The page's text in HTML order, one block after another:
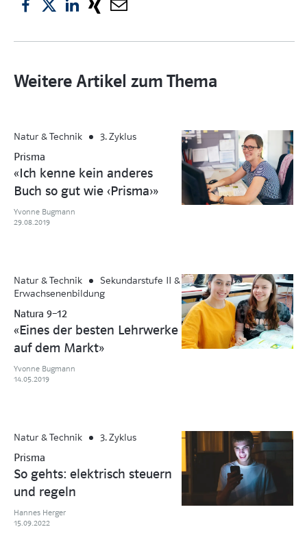
Weitere Artikel zum Thema
Natur & Technik 3. Zyklus
Prisma
«Ich kenne kein anderes
Buch so gut wie ‹Prisma›»
Yvonne Bugmann
29.08.2019
Natur & Technik
Sekundarstufe II &
Erwachsenenbildung
Natura 9–12
«Eines der besten Lehrwerke
auf dem Markt»
Yvonne Bugmann
14.05.2019
Natur & Technik 3. Zyklus
Prisma
So gehts: elektrisch steuern
und regeln
Hannes Herger
15.09.2022